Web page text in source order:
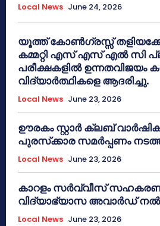
Local News June 24, 2026
യൂത്ത് കോൺഗ്രസ്സ്
കമ്മറ്റി എസ് എസ് എൽ സി
പരീക്ഷകളിൽ ഉന്നതവിജയം
വിദ്യാർത്ഥികളെ ആദരിച്ചു.
Local News June 23, 2026
ഊരകം സ്റ്റാർ ക്ലബ്
പുരസ്‌ക്കാര സമർപ്പണം
Local News June 23, 2026
കാറളം സർവ്വീസ് സഹകരണ
വിദ്യാഭ്യാസ അവാർഡ്
Local News June 23, 2026